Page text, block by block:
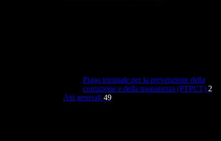
Piano triennale per la prevenzione della
corruzione e della trasparenza (PTPCT) 2
Atti generali 49